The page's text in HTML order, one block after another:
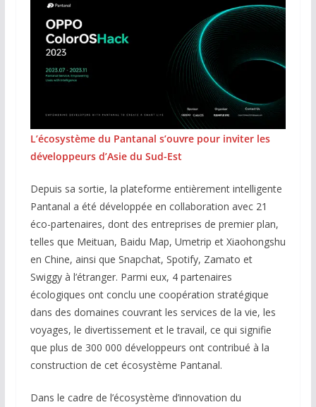
L’écosystème du Pantanal s’ouvre pour inviter les
développeurs d’Asie du Sud-Est
Depuis sa sortie, la plateforme entièrement intelligente
Pantanal a été développée en collaboration avec 21
éco-partenaires, dont des entreprises de premier plan,
telles que Meituan, Baidu Map, Umetrip et Xiaohongshu
en Chine, ainsi que Snapchat, Spotify, Zamato et
Swiggy à l’étranger. Parmi eux, 4 partenaires
écologiques ont conclu une coopération stratégique
dans des domaines couvrant les services de la vie, les
voyages, le divertissement et le travail, ce qui signifie
que plus de 300 000 développeurs ont contribué à la
construction de cet écosystème Pantanal.
Dans le cadre de l’écosystème d’innovation du